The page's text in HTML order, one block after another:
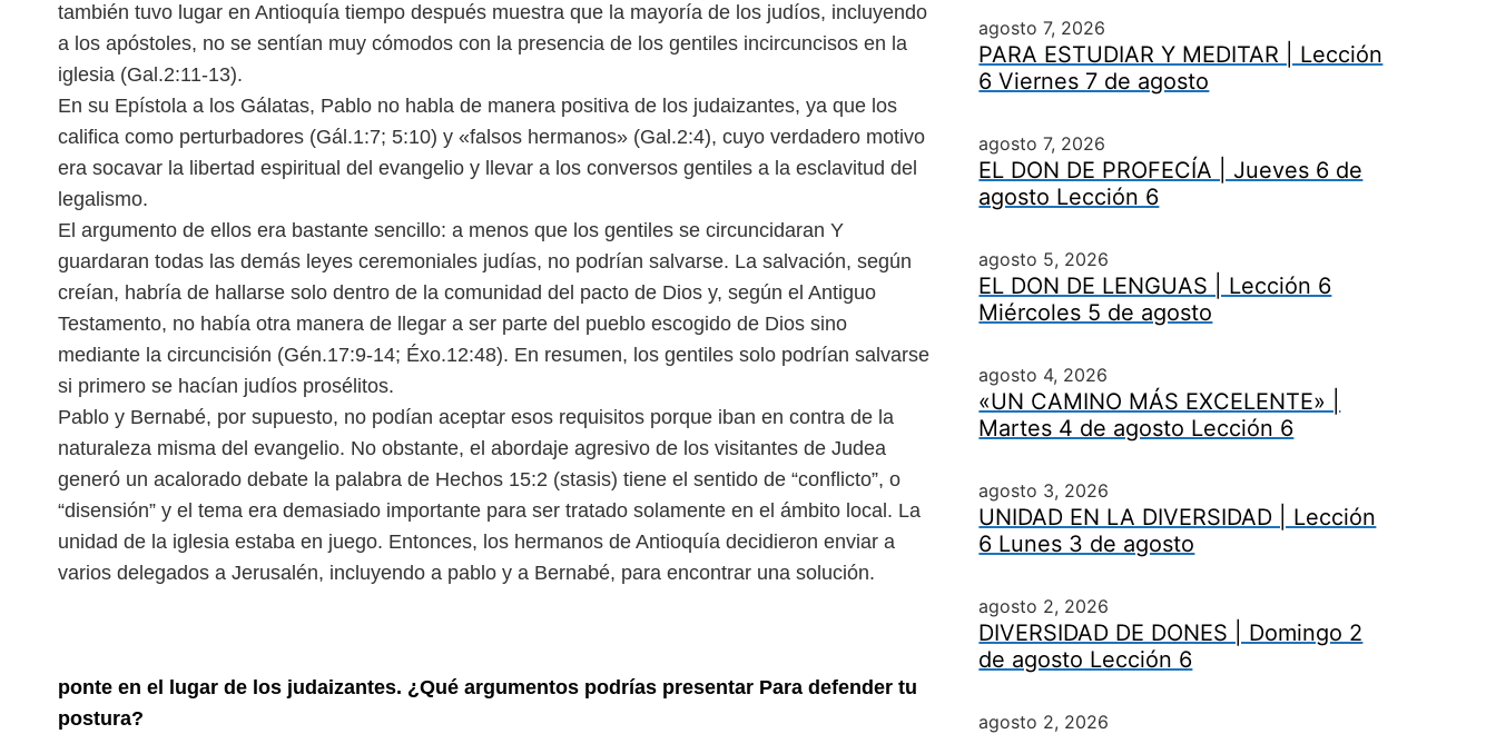
también tuvo lugar en Antioquía tiempo después muestra que la mayoría de los judíos, incluyendo
a los apóstoles, no se sentían muy cómodos con la presencia de los gentiles incircuncisos en la
iglesia (Gal.2:11-13).
En su Epístola a los Gálatas, Pablo no habla de manera positiva de los judaizantes, ya que los
califica como perturbadores (Gál.1:7; 5:10) y «falsos hermanos» (Gal.2:4), cuyo verdadero motivo
era socavar la libertad espiritual del evangelio y llevar a los conversos gentiles a la esclavitud del
legalismo.
El argumento de ellos era bastante sencillo: a menos que los gentiles se circuncidaran Y
guardaran todas las demás leyes ceremoniales judías, no podrían salvarse. La salvación, según
creían, habría de hallarse solo dentro de la comunidad del pacto de Dios y, según el Antiguo
Testamento, no había otra manera de llegar a ser parte del pueblo escogido de Dios sino
mediante la circuncisión (Gén.17:9-14; Éxo.12:48). En resumen, los gentiles solo podrían salvarse
si primero se hacían judíos prosélitos.
Pablo y Bernabé, por supuesto, no podían aceptar esos requisitos porque iban en contra de la
naturaleza misma del evangelio. No obstante, el abordaje agresivo de los visitantes de Judea
generó un acalorado debate la palabra de Hechos 15:2 (stasis) tiene el sentido de “conflicto”, o
“disensión” y el tema era demasiado importante para ser tratado solamente en el ámbito local. La
unidad de la iglesia estaba en juego. Entonces, los hermanos de Antioquía decidieron enviar a
varios delegados a Jerusalén, incluyendo a pablo y a Bernabé, para encontrar una solución.
ponte en el lugar de los judaizantes. ¿Qué argumentos podrías presentar Para defender tu
postura?
agosto 7, 2026
PARA ESTUDIAR Y MEDITAR | Lección
6 Viernes 7 de agosto
agosto 7, 2026
EL DON DE PROFECÍA | Jueves 6 de
agosto Lección 6
agosto 5, 2026
EL DON DE LENGUAS | Lección 6
Miércoles 5 de agosto
agosto 4, 2026
«UN CAMINO MÁS EXCELENTE» |
Martes 4 de agosto Lección 6
agosto 3, 2026
UNIDAD EN LA DIVERSIDAD | Lección
6 Lunes 3 de agosto
agosto 2, 2026
DIVERSIDAD DE DONES | Domingo 2
de agosto Lección 6
agosto 2, 2026